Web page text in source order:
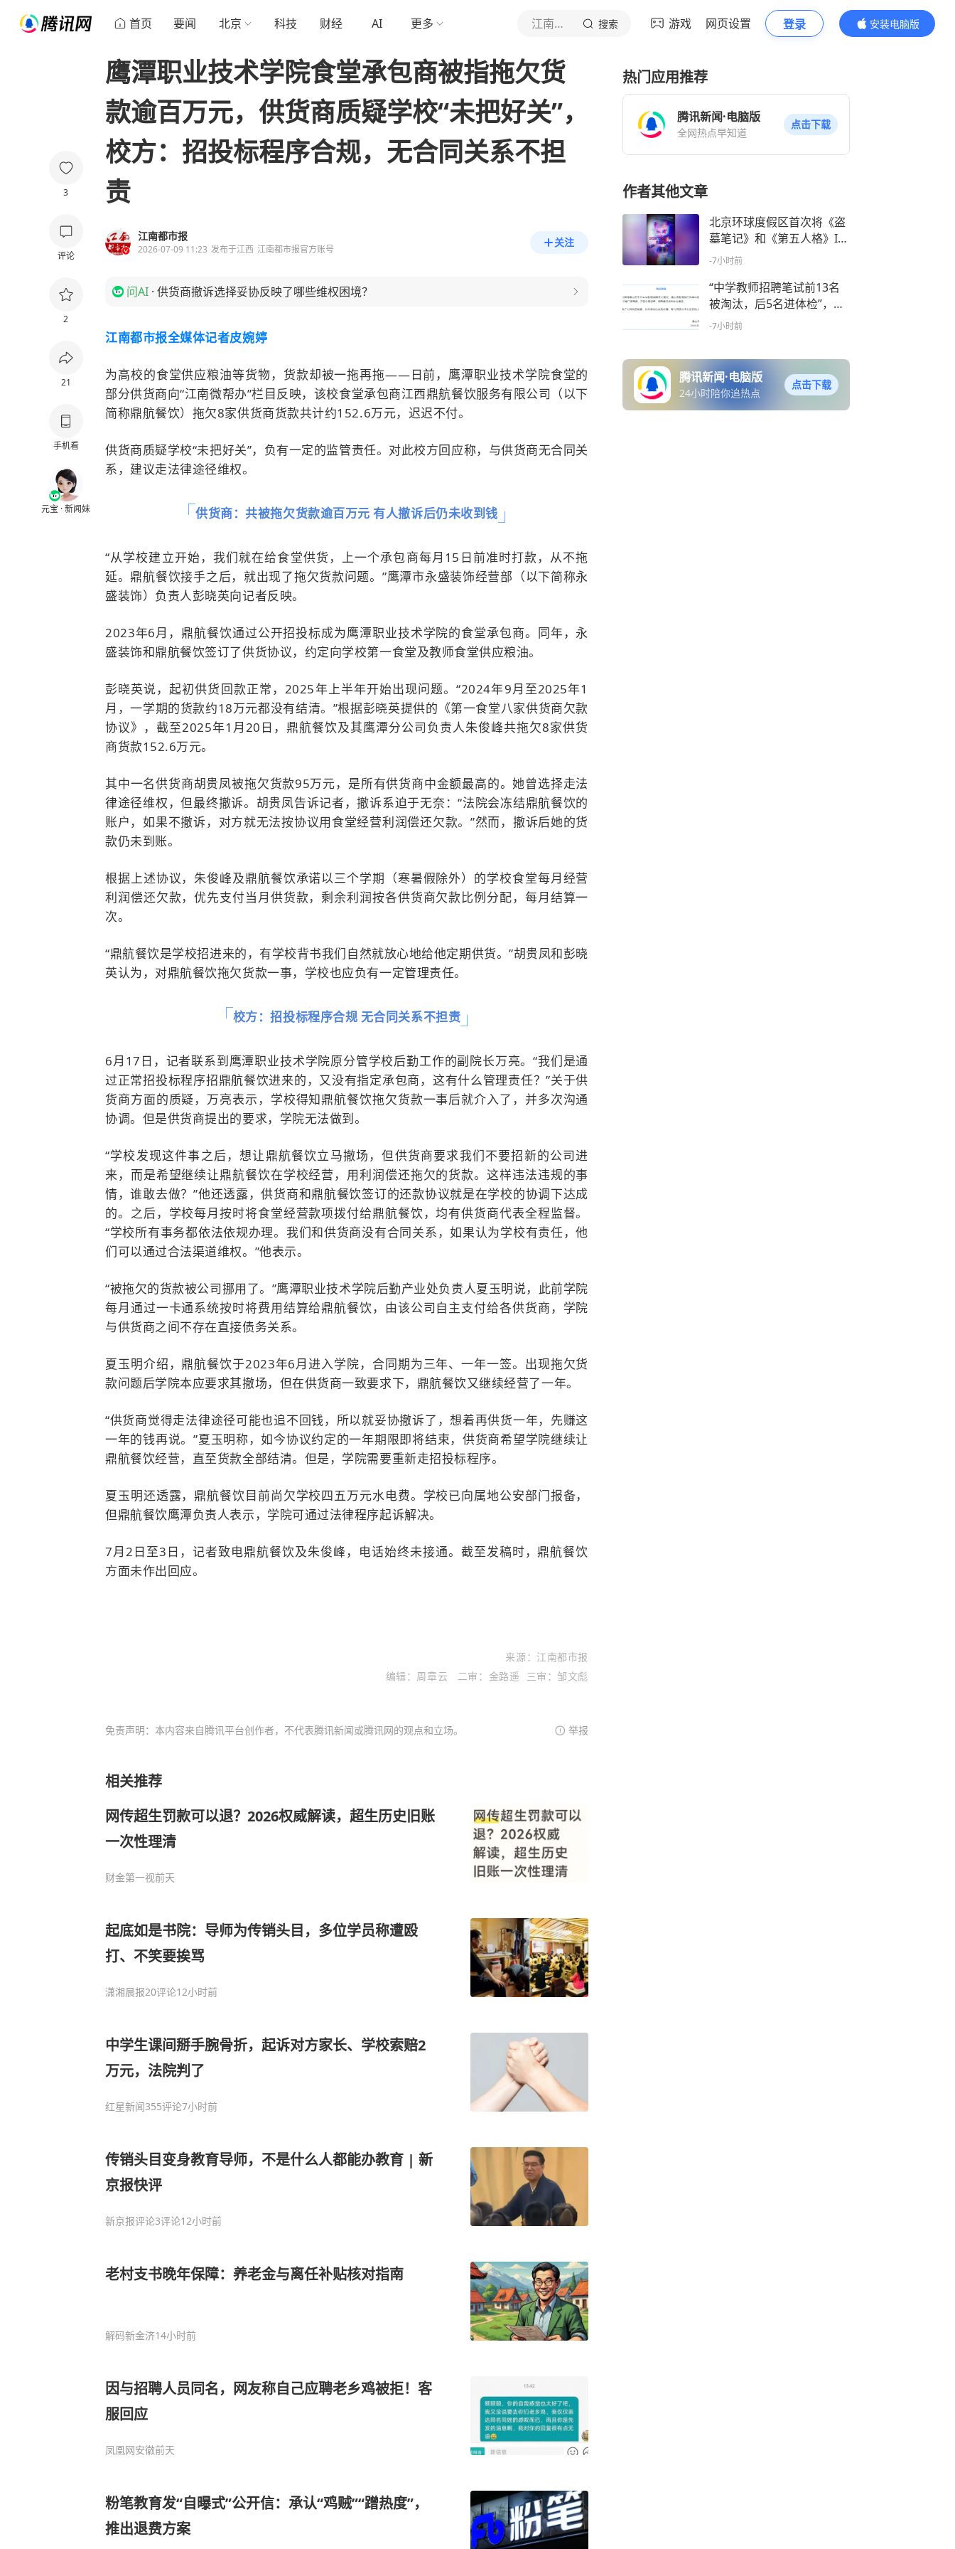
首页 要闻 北京 科技 财经 AI 更多 江南都市报 搜索 游戏 网页设置 登录
安装电脑版
内容更精彩
3
评论
2
21
手机看
元宝 · 新闻妹
鹰潭职业技术学院食堂承包商被指拖欠货
款逾百万元，供货商质疑学校“未把好关”，
校方：招投标程序合规，无合同关系不担
责
江南都市报
2026-07-09 11:23 发布于江西 江南都市报官方账号
关注
问AI · 供货商撤诉选择妥协反映了哪些维权困境？
江南都市报全媒体记者皮婉婷
为高校的食堂供应粮油等货物，货款却被一拖再拖——日前，鹰潭职业技术学院食堂的
部分供货商向“江南微帮办”栏目反映，该校食堂承包商江西鼎航餐饮服务有限公司（以下
简称鼎航餐饮）拖欠8家供货商货款共计约152.6万元，迟迟不付。
供货商质疑学校“未把好关”，负有一定的监管责任。对此校方回应称，与供货商无合同关
系，建议走法律途径维权。
供货商：共被拖欠货款逾百万元 有人撤诉后仍未收到钱
“从学校建立开始，我们就在给食堂供货，上一个承包商每月15日前准时打款，从不拖
延。鼎航餐饮接手之后，就出现了拖欠货款问题。”鹰潭市永盛装饰经营部（以下简称永
盛装饰）负责人彭晓英向记者反映。
2023年6月，鼎航餐饮通过公开招投标成为鹰潭职业技术学院的食堂承包商。同年，永
盛装饰和鼎航餐饮签订了供货协议，约定向学校第一食堂及教师食堂供应粮油。
彭晓英说，起初供货回款正常，2025年上半年开始出现问题。“2024年9月至2025年1
月，一学期的货款约18万元都没有结清。”根据彭晓英提供的《第一食堂八家供货商欠款
协议》，截至2025年1月20日，鼎航餐饮及其鹰潭分公司负责人朱俊峰共拖欠8家供货
商货款152.6万元。
其中一名供货商胡贵凤被拖欠货款95万元，是所有供货商中金额最高的。她曾选择走法
律途径维权，但最终撤诉。胡贵凤告诉记者，撤诉系迫于无奈：“法院会冻结鼎航餐饮的
账户，如果不撤诉，对方就无法按协议用食堂经营利润偿还欠款。”然而，撤诉后她的货
款仍未到账。
根据上述协议，朱俊峰及鼎航餐饮承诺以三个学期（寒暑假除外）的学校食堂每月经营
利润偿还欠款，优先支付当月供货款，剩余利润按各供货商欠款比例分配，每月结算一
次。
“鼎航餐饮是学校招进来的，有学校背书我们自然就放心地给他定期供货。”胡贵凤和彭晓
英认为，对鼎航餐饮拖欠货款一事，学校也应负有一定管理责任。
校方：招投标程序合规 无合同关系不担责
6月17日，记者联系到鹰潭职业技术学院原分管学校后勤工作的副院长万亮。“我们是通
过正常招投标程序招鼎航餐饮进来的，又没有指定承包商，这有什么管理责任？”关于供
货商方面的质疑，万亮表示，学校得知鼎航餐饮拖欠货款一事后就介入了，并多次沟通
协调。但是供货商提出的要求，学院无法做到。
“学校发现这件事之后，想让鼎航餐饮立马撤场，但供货商要求我们不要招新的公司进
来，而是希望继续让鼎航餐饮在学校经营，用利润偿还拖欠的货款。这样违法违规的事
情，谁敢去做？”他还透露，供货商和鼎航餐饮签订的还款协议就是在学校的协调下达成
的。之后，学校每月按时将食堂经营款项拨付给鼎航餐饮，均有供货商代表全程监督。
“学校所有事务都依法依规办理。我们和供货商没有合同关系，如果认为学校有责任，他
们可以通过合法渠道维权。”他表示。
“被拖欠的货款被公司挪用了。”鹰潭职业技术学院后勤产业处负责人夏玉明说，此前学院
每月通过一卡通系统按时将费用结算给鼎航餐饮，由该公司自主支付给各供货商，学院
与供货商之间不存在直接债务关系。
夏玉明介绍，鼎航餐饮于2023年6月进入学院，合同期为三年、一年一签。出现拖欠货
款问题后学院本应要求其撤场，但在供货商一致要求下，鼎航餐饮又继续经营了一年。
“供货商觉得走法律途径可能也追不回钱，所以就妥协撤诉了，想着再供货一年，先赚这
一年的钱再说。”夏玉明称，如今协议约定的一年期限即将结束，供货商希望学院继续让
鼎航餐饮经营，直至货款全部结清。但是，学院需要重新走招投标程序。
夏玉明还透露，鼎航餐饮目前尚欠学校四五万元水电费。学校已向属地公安部门报备，
但鼎航餐饮鹰潭负责人表示，学院可通过法律程序起诉解决。
7月2日至3日，记者致电鼎航餐饮及朱俊峰，电话始终未接通。截至发稿时，鼎航餐饮
方面未作出回应。
来源 ：江南都市报
编辑：周章云 二审：金路遥 三审：邹文彪
免责声明：本内容来自腾讯平台创作者，不代表腾讯新闻或腾讯网的观点和立场。 举报
相关推荐
网传超生罚款可以退？2026权威解读，超生历史旧账
一次性理清
财金第一视前天
起底如是书院：导师为传销头目，多位学员称遭殴
打、不笑要挨骂
潇湘晨报20评论12小时前
中学生课间掰手腕骨折，起诉对方家长、学校索赔2
万元，法院判了
红星新闻355评论7小时前
传销头目变身教育导师，不是什么人都能办教育 | 新
京报快评
新京报评论3评论12小时前
老村支书晚年保障：养老金与离任补贴核对指南
解码新金济14小时前
因与招聘人员同名，网友称自己应聘老乡鸡被拒！客
服回应
凤凰网安徽前天
粉笔教育发“自曝式”公开信：承认“鸡贼”“蹭热度”，
推出退费方案
热门应用推荐
腾讯新闻·电脑版
全网热点早知道
点击下载
作者其他文章
北京环球度假区首次将《盗
墓笔记》和《第五人格》IP
引入主题公园，携手《寂静
推出五大惊吓空间、四大街
头惊叫区
-7小时前
“中学教师招聘笔试前13名
被淘汰，后5名进体检”，官
方通报：已叫停学校招聘工
-7小时前
腾讯新闻·电脑版
24小时陪你追热点
点击下载